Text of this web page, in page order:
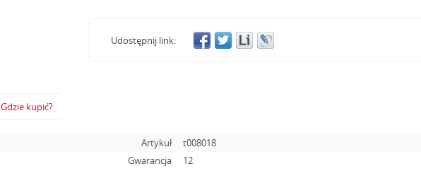
Udostępnij link:
Artykuł
t008018
Gwarancja
12
Gdzie kupić?